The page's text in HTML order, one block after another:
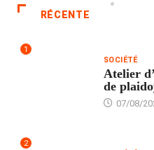
RÉCENTE
1
SOCIÉTÉ
Atelier
de
07/08/
2